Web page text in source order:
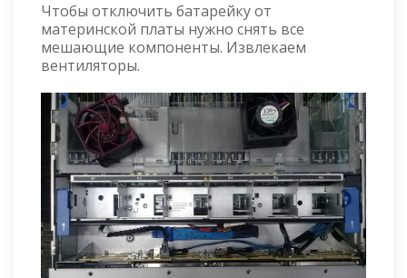
Чтобы отключить батарейку от
материнской платы нужно снять все
мешающие компоненты. Извлекаем
вентиляторы.